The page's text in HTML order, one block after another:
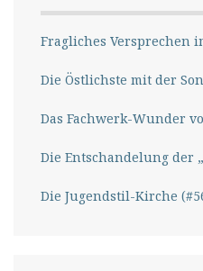
Fragliches Versprechen
Die Östlichste mit der
Das Fachwerk-Wunder
Die Entschandelung der
Die Jugendstil-Kirche